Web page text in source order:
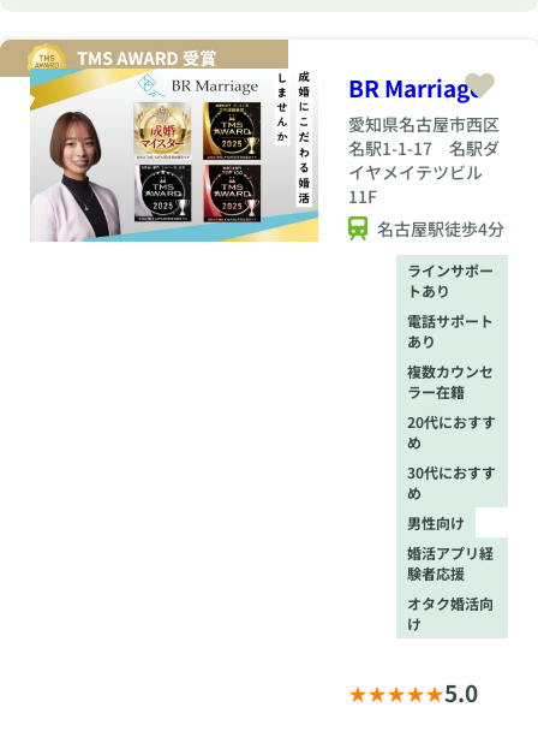
BR Marriage
愛知県名古屋市西区
名駅1-1-17 名駅ダ
イヤメイテツビル
11F
名古屋駅徒歩4分
ラインサポー
トあり
電話サポート
あり
複数カウンセ
ラー在籍
20代におすす
め
30代におすす
め
男性向け
婚活アプリ経
験者応援
オタク婚活向
け
5.0